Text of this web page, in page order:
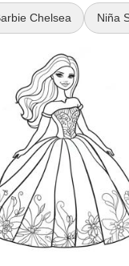
Chelsea Niña